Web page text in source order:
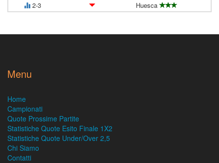
2-3
Huesca
Menu
Home
Campionati
Quote Prossime Partite
Statistiche Quote Esito Finale 1X2
Statistiche Quote Under/Over 2,5
Chi Siamo
Contatti